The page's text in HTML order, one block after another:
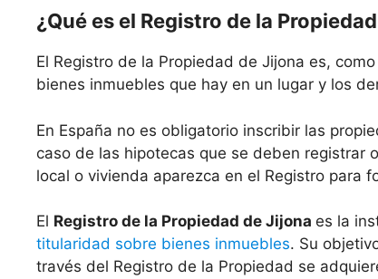
¿Qué es el Registro de la
El Registro de la Propiedad de Jijona es,
bienes inmuebles que hay en un lugar y los
En España no es obligatorio inscribir las
caso de las hipotecas que se deben registrar
local o vivienda aparezca en el Registro para
El Registro de la Propiedad de Jijona es la
titularidad sobre bienes inmuebles. Su
través del Registro de la Propiedad se